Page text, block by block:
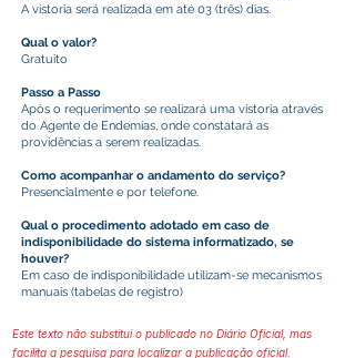
A vistoria será realizada em até 03 (três) dias.
Qual o valor?
Gratuito
Passo a Passo
Após o requerimento se realizará uma vistoria através
do Agente de Endemias, onde constatará as
providências a serem realizadas.
Como acompanhar o andamento do serviço?
Presencialmente e por telefone.
Qual o procedimento adotado em caso de
indisponibilidade do sistema informatizado, se
houver?
Em caso de indisponibilidade utilizam-se mecanismos
manuais (tabelas de registro)
Este texto não substitui o publicado no Diário Oficial, mas
facilita a pesquisa para localizar a publicação oficial.